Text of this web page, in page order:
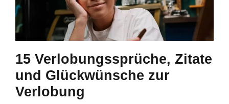
15 Verlobungssprüche, Zitate
und Glückwünsche zur
Verlobung